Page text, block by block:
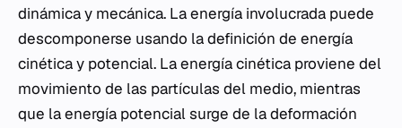
dinámica y mecánica. La energía involucrada puede
descomponerse usando la definición de energía
cinética y potencial. La energía cinética proviene del
movimiento de las partículas del medio, mientras
que la energía potencial surge de la deformación